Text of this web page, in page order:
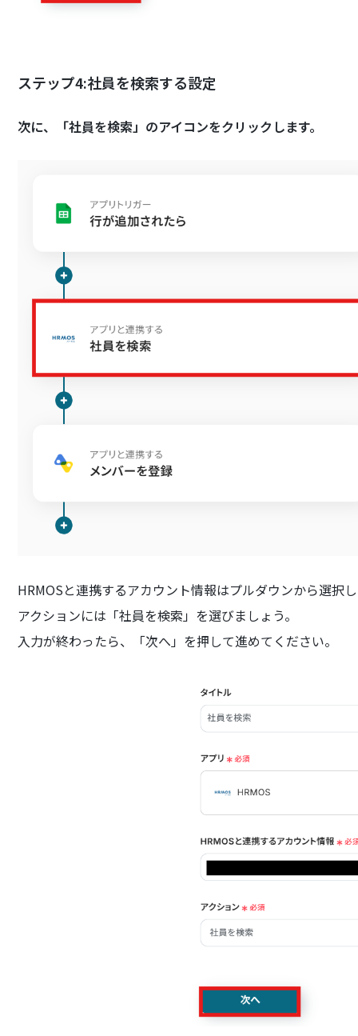
ステップ4:社員を検索する設定
次に、「社員を検索」のアイコンをクリックします。
HRMOSと連携するアカウント情報はプルダウンから選択
アクションには「社員を検索」を選びましょう。
入力が終わったら、「次へ」を押して進めてください。